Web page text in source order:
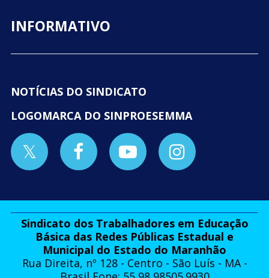
INFORMATIVO
NOTÍCIAS DO SINDICATO
LOGOMARCA DO SINPROESEMMA
Sindicato dos Trabalhadores em Educação
Básica das Redes Públicas Estadual e
Municipal do Estado do Maranhão
Rua Direita, nº 128 - Centro - São Luís - MA -